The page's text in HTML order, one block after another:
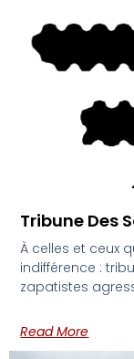
Tribune Des
À celles et ceux
indifférence :
zapatistes
Read More